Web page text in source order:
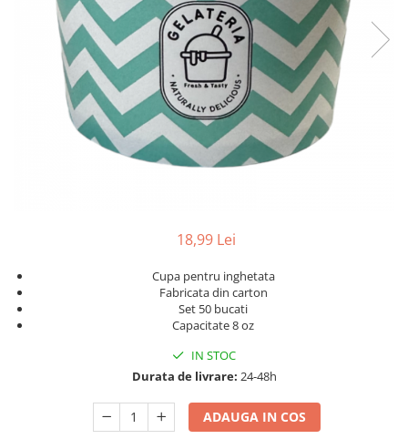
Intretinere masina de spalat
Insecticide si Capcane
Odorizante
Sapunuri
Solutii desfundat tevi
18,99 Lei
Cupa pentru inghetata
Fabricata din carton
Set 50 bucati
Capacitate 8 oz
IN STOC
Durata de livrare: 24-48h
ADAUGA IN COS